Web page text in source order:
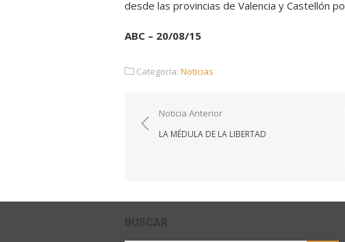
desde las provincias de Valencia y Castellón
ABC – 20/08/15
Categoría: Noticias
Navegación
de
Noticia Anterior
LA MÉDULA DE LA LIBERTAD
BUSCAR